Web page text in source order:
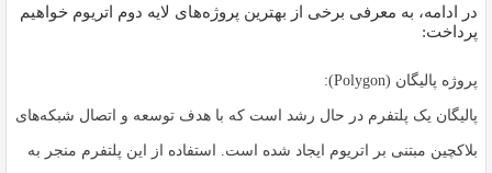
در ادامه، به معرفی برخی از بهترین پروژه‌های لایه دوم اتریوم خواهیم
پرداخت:
پروژه پالیگان (Polygon):
پالیگان یک پلتفرم در حال رشد است که با هدف توسعه و اتصال شبکه‌های
بلاکچین مبتنی بر اتریوم ایجاد شده است. استفاده از این پلتفرم منجر به